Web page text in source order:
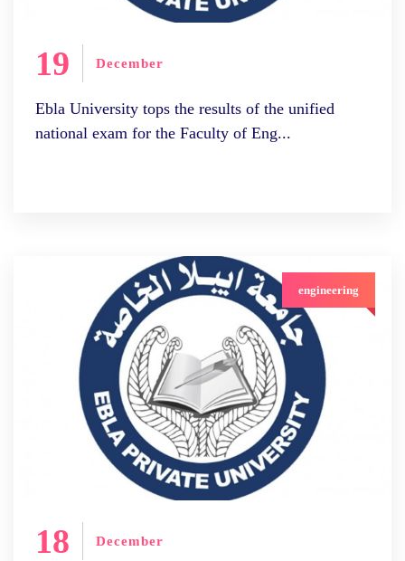
19 December
Ebla University tops the results of the unified
national exam for the Faculty of Eng...
engineering
18 December